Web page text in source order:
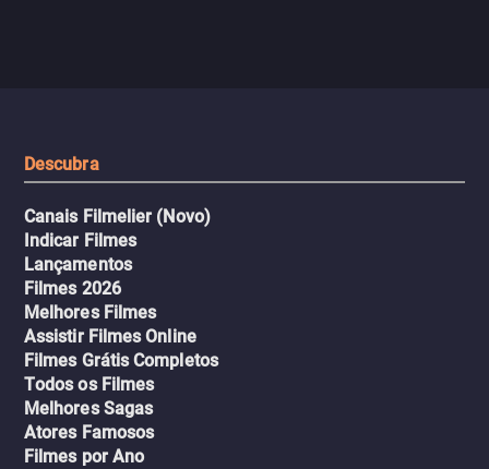
Descubra
Canais Filmelier (Novo)
Indicar Filmes
Lançamentos
Filmes 2026
Melhores Filmes
Assistir Filmes Online
Filmes Grátis Completos
Todos os Filmes
Melhores Sagas
Atores Famosos
Filmes por Ano